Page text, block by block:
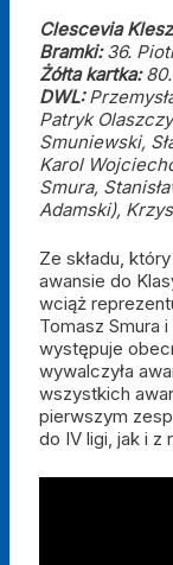
Clescevia
Bramki:36.
Żółta kartka:80.
DWL:
Patryk
Smuniewski,
Karol
Smura,
Adamski),
Ze składu,
awansie do
wciąż
Tomasz Smura
występuje
wywalczyła
wszystkich
pierwszym
do IV ligi, jak i z